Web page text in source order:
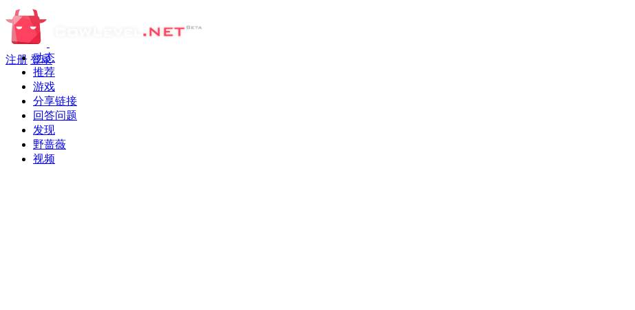
注册 登录
动态
推荐
游戏
分享链接
回答问题
发现
野蔷薇
视频